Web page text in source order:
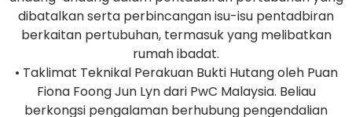
dibatalkan serta perbincangan isu-isu pentadbiran
berkaitan pertubuhan, termasuk yang melibatkan
rumah ibadat.
• Taklimat Teknikal Perakuan Bukti Hutang oleh Puan
Fiona Foong Jun Lyn dari PwC Malaysia. Beliau
berkongsi pengalaman berhubung pengendalian